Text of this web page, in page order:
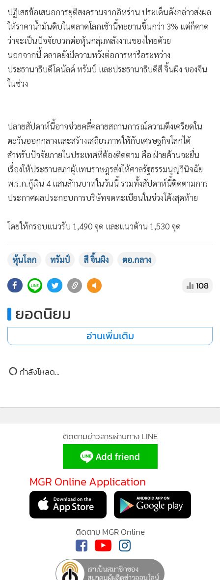
• Celeb Online
•
Factcheck
• Gotomanager
อย่างไรก็ตาม ยังต้องติดตามสงครามในตะวันออกกลาง หลังจาก
ล่าสุดประธานาธิบดีโดนัลด์ ทรัมป์ ผู้นำสหรัฐฯ
ปฏิเสธข้อเสนอการยุติสงครามจากอิหร่าน ประเด็นดังกล่าวส่งผล
ให้ราคาน้ำมันดิบในตลาดโลกเช้านี้ทะยานขึ้นกว่า 3% แต่ก็คาด
ประธานาธิบดีโดนัลด์ ทรัมป์ และประธานาธิบดีสี จิ้นผิง ของจีน
ในช่วง
ปลายสัปดาห์นี้อาจช่วยคลี่คลายสถานการณ์ความตึงเครียดใน
ตะวันออกกลางและสร้างเสถียรภาพให้กับเศรษฐกิจโลกได้
เรื่องให้ประธานสภาผู้แทนราษฎรส่งให้ศาลรัฐธรรมนูญวินิจฉัย
ประกาศผลประกอบการบริษัทจดทะเบียนในช่วงโค้งสุดท้าย
โดยให้กรอบแนวรับ 1,490 จุด และแนวต้าน 1,530 จุด
หุ้นโลก ทรัมป์
108
ยอดนิยม
ติดตามข่าวสารผ่านทาง LINE
MGR Online Application